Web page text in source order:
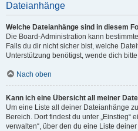
Dateianhänge
Welche Dateianhänge sind in diesem
Die Board-Administration kann
Falls du dir nicht sicher bist, welche
Unterstützung benötigst, wende dich
Nach oben
Kann ich eine Übersicht all meiner
Um eine Liste all deiner Dateianhänge
Bereich. Dort findest du unter „Einstieg“
verwalten“, über den du eine Liste